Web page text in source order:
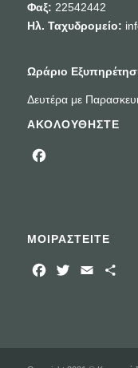
Φαξ: 22542442
Ηλ. Ταχυδρομείο:
Ωράριο
Δευτέρα με
ΑΚΟΛΟΥΘΗΣΤΕ
ΜΟΙΡΑΣΤΕΙΤΕ
Facebook
TwitterEmail